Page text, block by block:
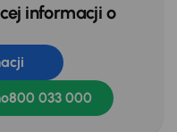
informacji o
800 033 000